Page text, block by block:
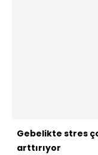
Gebelikte stres
arttırıyor